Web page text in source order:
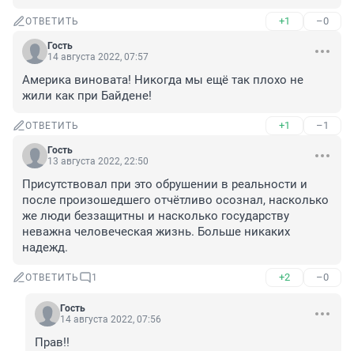
ОТВЕТИТЬ +1 –0
Гость
14 августа 2022, 07:57
Америка виновата! Никогда мы ещё так плохо не
жили как при Байдене!
ОТВЕТИТЬ +1 –1
Гость
13 августа 2022, 22:50
Присутствовал при это обрушении в реальности и
после произошедшего отчётливо осознал, насколько
же люди беззащитны и насколько государству
неважна человеческая жизнь. Больше никаких
надежд.
ОТВЕТИТЬ 1 +2 –0
Гость
14 августа 2022, 07:56
Прав!!